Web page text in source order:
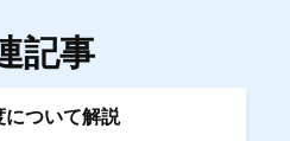
記事
ついて解説